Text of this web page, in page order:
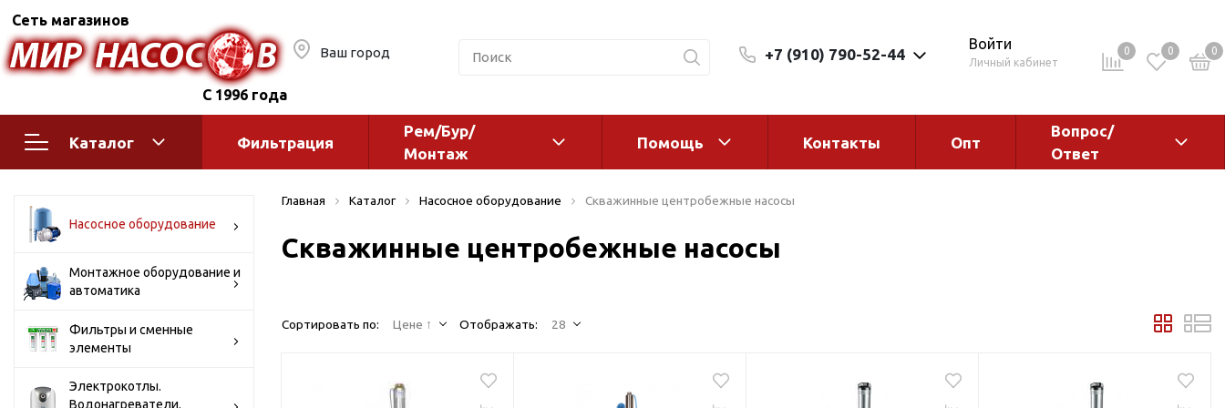
Сеть магазинов
С 1996 года
Ваш город +7 (910) 790-52-44
Войти
Личный кабинет
0 0 0
Каталог
Поверхностные насосы
Бытовые
Горизонтальные
многоступенчатые
многоступенчатые
моноблочные
Полив
водоснабжения
Оголовки и адаптеры
Комплектующие
Магистральные фильтры
Фильтрация
Рем/Бур/
Монтаж
Помощь Контакты Опт
Вопрос/
Ответ
Насосное оборудование
Монтажное оборудование и
автоматика
Фильтры и сменные
элементы
Электрокотлы.
Водонагреватели.
Главная Каталог Насосное оборудование Скважинные центробежные насосы
Скважинные центробежные насосы
Сортировать по: Цене ↑ Отображать: 28